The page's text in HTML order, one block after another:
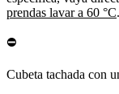
prendas lavar a 60 °C.
⛔
Cubeta tachada con